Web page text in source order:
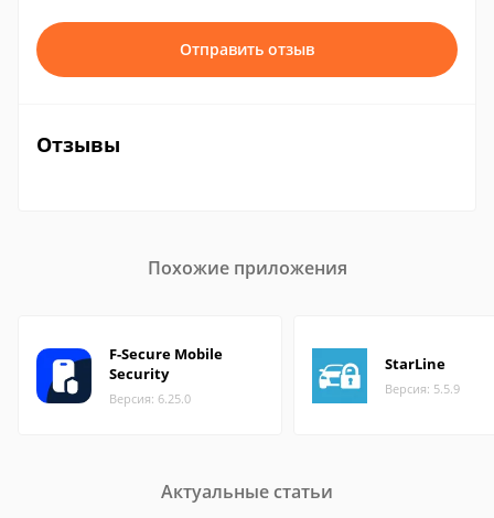
Отправить отзыв
Отзывы
Похожие приложения
F-Secure Mobile
Security
Версия: 6.25.0
StarLine
Версия: 5.5.9
Актуальные статьи